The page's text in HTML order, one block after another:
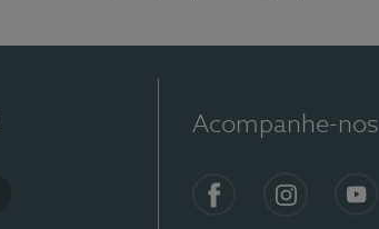
Acompanhe-nos